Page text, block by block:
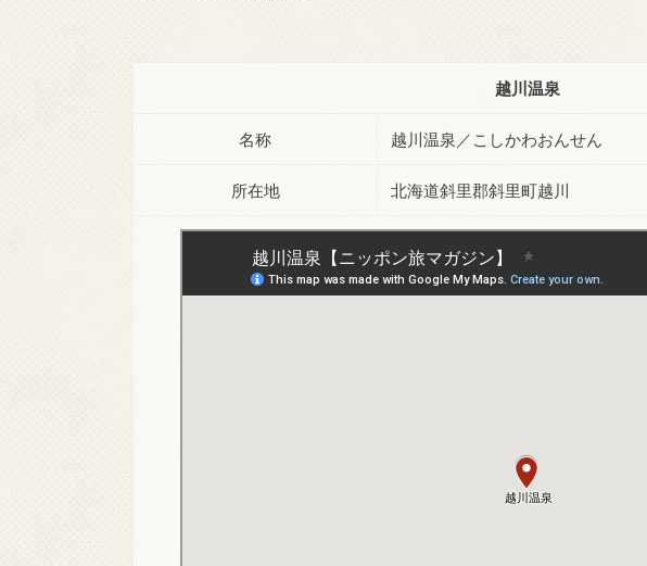
越川温泉
名称 越川温泉／こしかわおんせん
所在地 北海道斜里郡斜里町越川